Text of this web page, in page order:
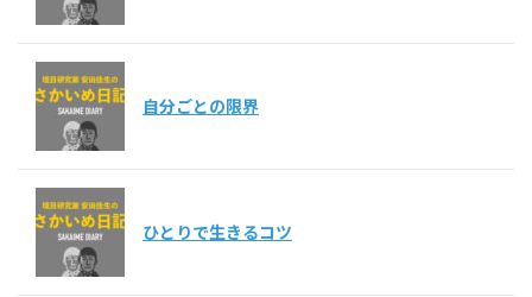
自分ごとの限界
ひとりで生きるコツ